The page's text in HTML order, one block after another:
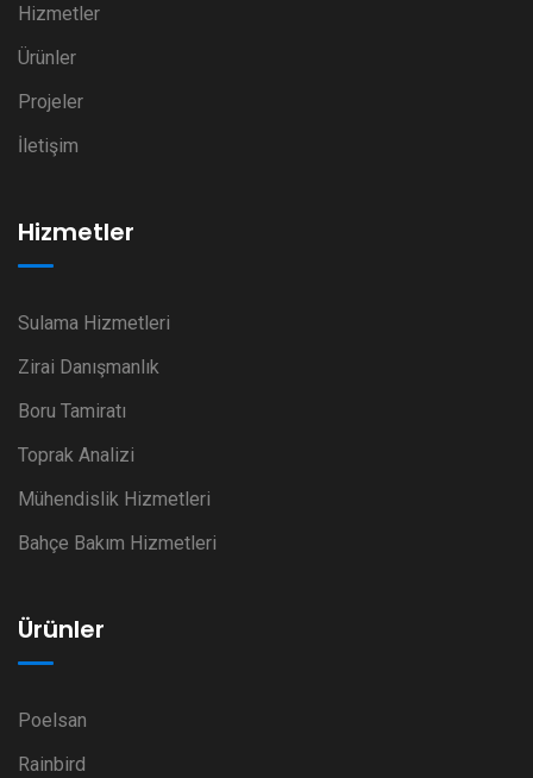
Hizmetler
Ürünler
Projeler
İletişim
Hizmetler
Sulama Hizmetleri
Zirai Danışmanlık
Boru Tamiratı
Toprak Analizi
Mühendislik Hizmetleri
Bahçe Bakım Hizmetleri
Ürünler
Poelsan
Rainbird